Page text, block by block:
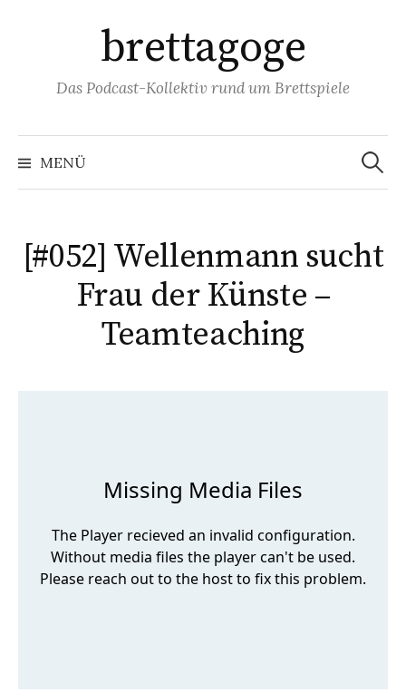
brettagoge
Das Podcast-Kollektiv rund um Brettspiele
MENÜ
Suchen
nach:
[#052] Wellenmann sucht
Frau der Künste –
Teamteaching